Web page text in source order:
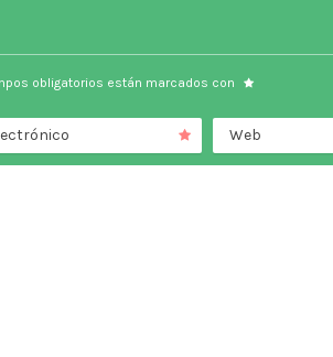
obligatorios están marcados con
Web